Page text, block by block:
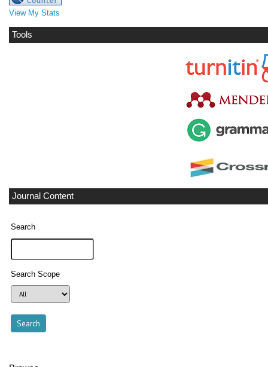
View My Stats
Tools
Journal Content
Search
Search Scope